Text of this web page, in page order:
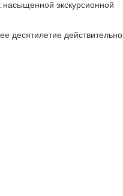
насыщенной экскурсионной
десятилетие действительно